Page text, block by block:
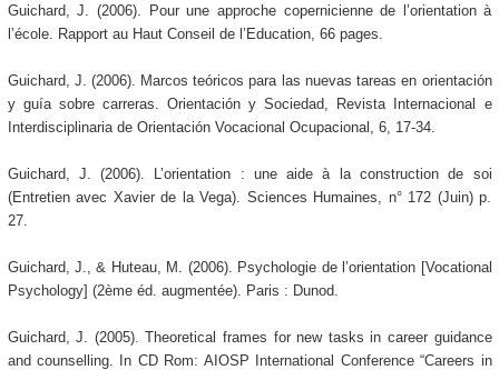
Guichard, J. (2006). Pour une approche copernicienne de l’orientation à
l’école. Rapport au Haut Conseil de l’Education, 66 pages.
Guichard, J. (2006). Marcos teóricos para las nuevas tareas en orientación
y guía sobre carreras. Orientación y Sociedad, Revista Internacional e
Interdisciplinaria de Orientación Vocacional Ocupacional, 6, 17-34.
Guichard, J. (2006). L’orientation : une aide à la construction de soi
(Entretien avec Xavier de la Vega). Sciences Humaines, n° 172 (Juin) p.
27.
Guichard, J., & Huteau, M. (2006). Psychologie de l’orientation [Vocational
Psychology] (2ème éd. augmentée). Paris : Dunod.
Guichard, J. (2005). Theoretical frames for new tasks in career guidance
and counselling. In CD Rom: AIOSP International Conference “Careers in